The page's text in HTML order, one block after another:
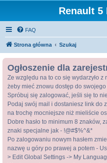
Renault 5
FAQ
Strona główna Szukaj
Ogłoszenie dla
Ze względu na to co się wydarzyło
żeby mieć znowu dostęp do swojego
Spróbuj się zalogować, jeśli się to
Podaj swój mail i dostaniesz link do
na trochę mocniejsze niż mieliście
Dobre hasło to minimum 8 znaków,
znaki specjalne jak - !@#$%^&*
Po zalogowaniu nowym hasłem
nazwę u góry po prawej a potem -
> Edit Global Settings -> My